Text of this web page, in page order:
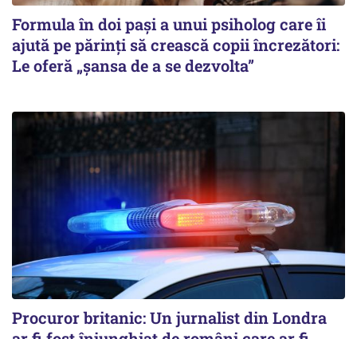
Formula în doi pași a unui psiholog care îi
ajută pe părinți să crească copii încrezători:
Le oferă „șansa de a se dezvolta”
Procuror britanic: Un jurnalist din Londra